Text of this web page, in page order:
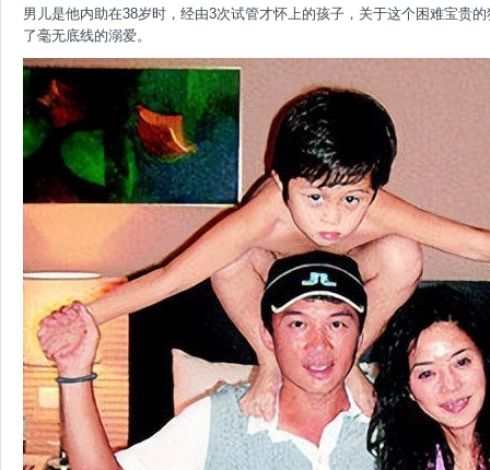
男儿是他内助在38岁时，经由3次试管才怀上的孩子，关于这个困难宝贵
了毫无底线的溺爱。